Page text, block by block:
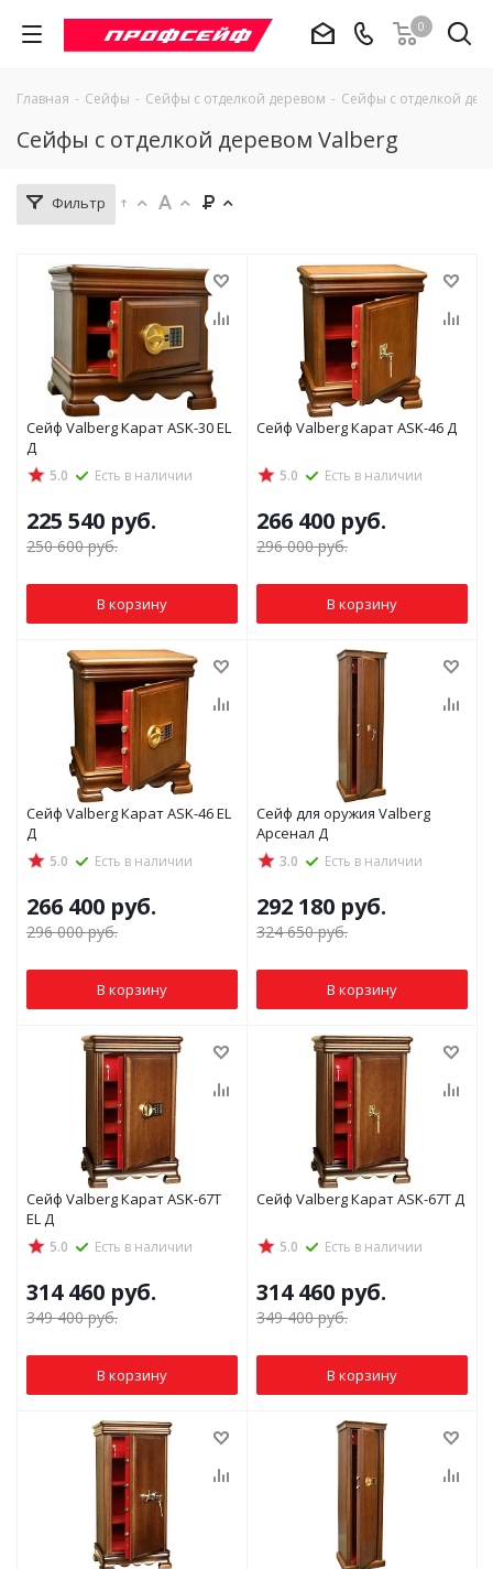
0
Главная - Сейфы - Сейфы с отделкой деревом - Сейфы с отделкой
Сейфы с отделкой деревом Valberg
Фильтр
Сейф Valberg Карат ASK-30 EL
Д
5.0 Есть в наличии
225 540 руб.
250 600руб.
В корзину
Сейф Valberg Карат ASK-46 Д
5.0 Есть в наличии
266 400 руб.
296 000руб.
В корзину
Сейф Valberg Карат ASK-46 EL
Д
5.0 Есть в наличии
266 400 руб.
296 000руб.
В корзину
Сейф для оружия Valberg
Арсенал Д
3.0 Есть в наличии
292 180 руб.
324 650руб.
В корзину
Сейф Valberg Карат ASK-67Т
EL Д
5.0 Есть в наличии
314 460 руб.
349 400руб.
В корзину
Сейф Valberg Карат ASK-67Т Д
5.0 Есть в наличии
314 460 руб.
349 400руб.
В корзину